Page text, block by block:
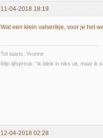
11-04-2018 18:19
Wat een klein valserikje, voor je het
Tot taarts, Yvonne
Mijn lijfspreuk: "ik blink in niks uit, maar ik
12-04-2018 02:28